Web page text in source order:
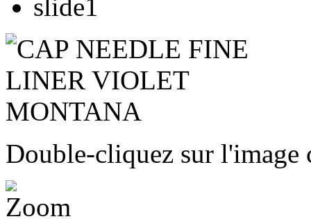
Double-cliquez sur l'image